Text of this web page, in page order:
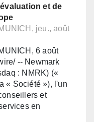
et de
jeu., août
6 août
-- Newmark
: NMRK) («
« Société »), l'un
et
en